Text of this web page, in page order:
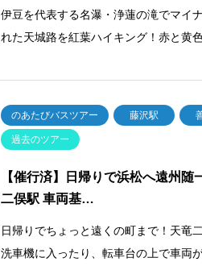
伊豆を代表する名瀑・浄蓮の滝でマイ
れた天城路を紅葉ハイキング！赤と黄
のあたびバスツアー 藤沢駅
過去のツアー
【催行済】日帰りで浜松へ遠州
二俣駅 車両基…
日帰りでちょっと遠くの町まで！天竜
洗車機に入ったり、転車台の上で車両